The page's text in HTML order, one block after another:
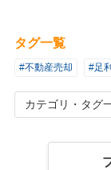
タグ一覧
#不動産売却 #足
カテゴリ・タグ